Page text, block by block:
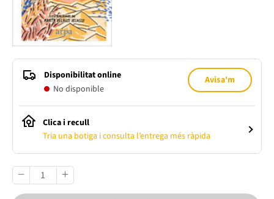
Disponibilitat online
No disponible
Avisa'm
Clica i recull
Tria una botiga i consulta l’entrega més ràpida